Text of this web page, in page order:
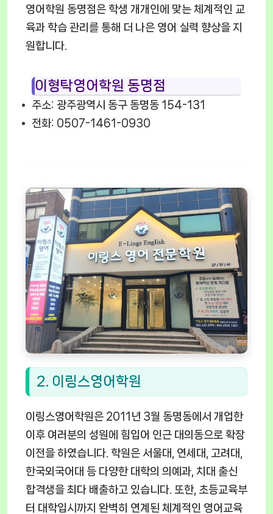
영어학원 동명점은 학생 개개인에 맞는 체계적인 교
육과 학습 관리를 통해 더 나은 영어 실력 향상을 지
원합니다.
이형탁영어학원 동명점
주소: 광주광역시 동구 동명동 154-131
전화: 0507-1461-0930
2. 이링스영어학원
이링스영어학원은 2011년 3월 동명동에서 개업한
이후 여러분의 성원에 힘입어 인근 대의동으로 확장
이전을 하였습니다. 학원은 서울대, 연세대, 고려대,
한국외국어대 등 다양한 대학의 의예과, 치대 출신
합격생을 최다 배출하고 있습니다. 또한, 초등교육부
터 대학입시까지 완벽히 연계된 체계적인 영어교육